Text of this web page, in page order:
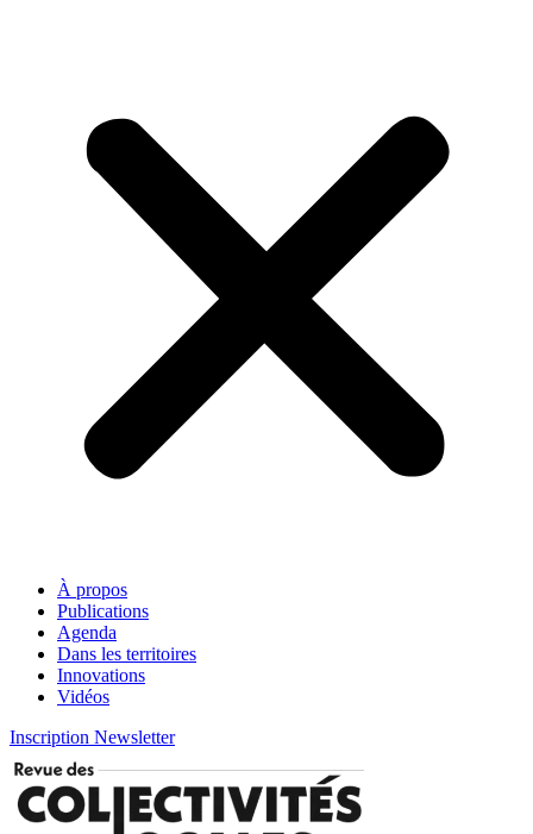
À propos
Publications
Agenda
Dans les territoires
Innovations
Vidéos
Inscription Newsletter